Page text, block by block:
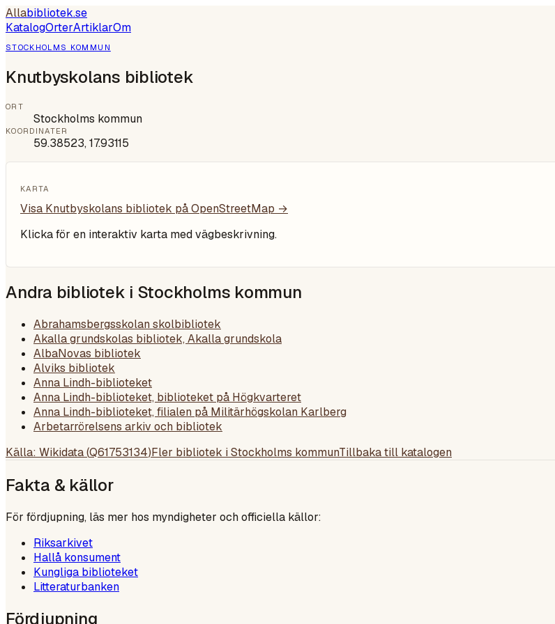
Allabibliotek.se
KatalogOrterArtiklarOm
STOCKHOLMS KOMMUN
Knutbyskolans bibliotek
ORT
Stockholms kommun
KOORDINATER
59.38523,17.93115
KARTA
Visa Knutbyskolans bibliotek på OpenStreetMap →
Klicka för en interaktiv karta med vägbeskrivning.
Andra bibliotek i Stockholms kommun
Abrahamsbergsskolan skolbibliotek
Akalla grundskolas bibliotek, Akalla grundskola
AlbaNovas bibliotek
Alviks bibliotek
Anna Lindh-biblioteket
Anna Lindh-biblioteket, biblioteket på Högkvarteret
Anna Lindh-biblioteket, filialen på Militärhögskolan Karlberg
Arbetarrörelsens arkiv och bibliotek
Källa: Wikidata (Q61753134)Fler bibliotek i Stockholms kommunTillbaka till katalogen
Fakta & källor
För fördjupning, läs mer hos myndigheter och officiella källor:
Riksarkivet
Hallå konsument
Kungliga biblioteket
Litteraturbanken
Fördjupning